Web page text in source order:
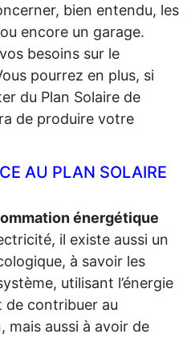
bien entendu, les
encore un garage.
besoins sur le
pourrez en plus, si
du Plan Solaire de
de produire votre
AU PLAN SOLAIRE
énergétique
il existe aussi un
à savoir les
utilisant l’énergie
de contribuer au
mais aussi à avoir de